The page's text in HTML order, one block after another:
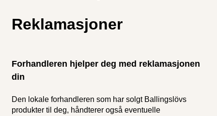
Reklamasjoner
Forhandleren hjelper deg med reklamasjonen
din
Den lokale forhandleren som har solgt Ballingslövs
produkter til deg, håndterer også eventuelle